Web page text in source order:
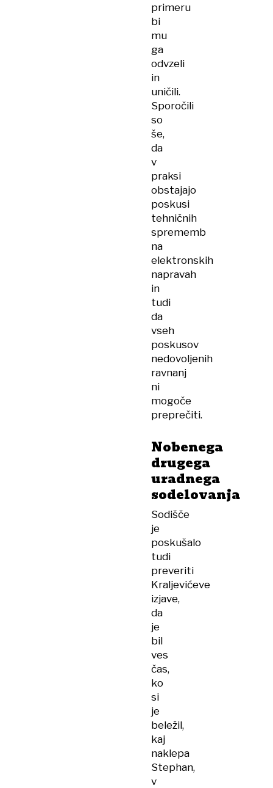
primeru
bi
mu
ga
odvzeli
in
uničili.
Sporočili
so
še,
da
v
praksi
obstajajo
poskusi
tehničnih
sprememb
na
elektronskih
napravah
in
tudi
da
vseh
poskusov
nedovoljenih
ravnanj
ni
mogoče
preprečiti.
Nobenega
drugega
uradnega
sodelovanja
Sodišče
je
poskušalo
tudi
preveriti
Kraljevićeve
izjave,
da
je
bil
ves
čas,
ko
si
je
beležil,
kaj
naklepa
Stephan,
v